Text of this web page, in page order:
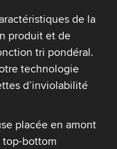
de la
produit et de
tri pondéral.
technologie
d’inviolabilité
placée en amont
top-bottom